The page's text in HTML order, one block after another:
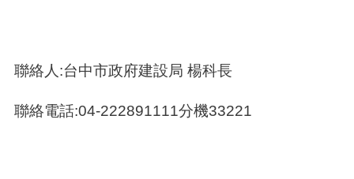
聯絡人:台中市政府建設局 楊科長
聯絡電話:04-222891111分機33221